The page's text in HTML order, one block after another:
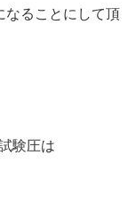
なることにして頂
験圧は